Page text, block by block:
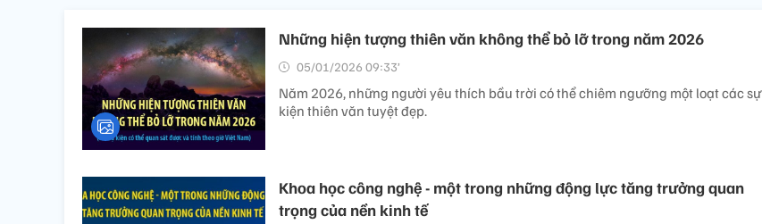
Những hiện tượng thiên văn không thể bỏ lỡ trong năm 2026
05/01/2026 09:33’
Năm 2026, những người yêu thích bầu trời có thể chiêm ngưỡng một loạt các sự
kiện thiên văn tuyệt đẹp.
Khoa học công nghệ - một trong những động lực tăng trưởng quan
trọng của nền kinh tế